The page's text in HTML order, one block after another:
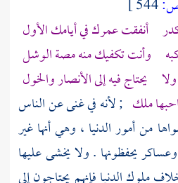
أنفقت عمرك في أيامك الأول
وأنت تكفيك منه مصة الوشل
يحتاج فيه إلىالأنصاروالخول
ملك ; لأنه في غنى عن الناس
من أمور الدنيا ، وهي أنها غير
يحفظونها . ولا يخشى عليها